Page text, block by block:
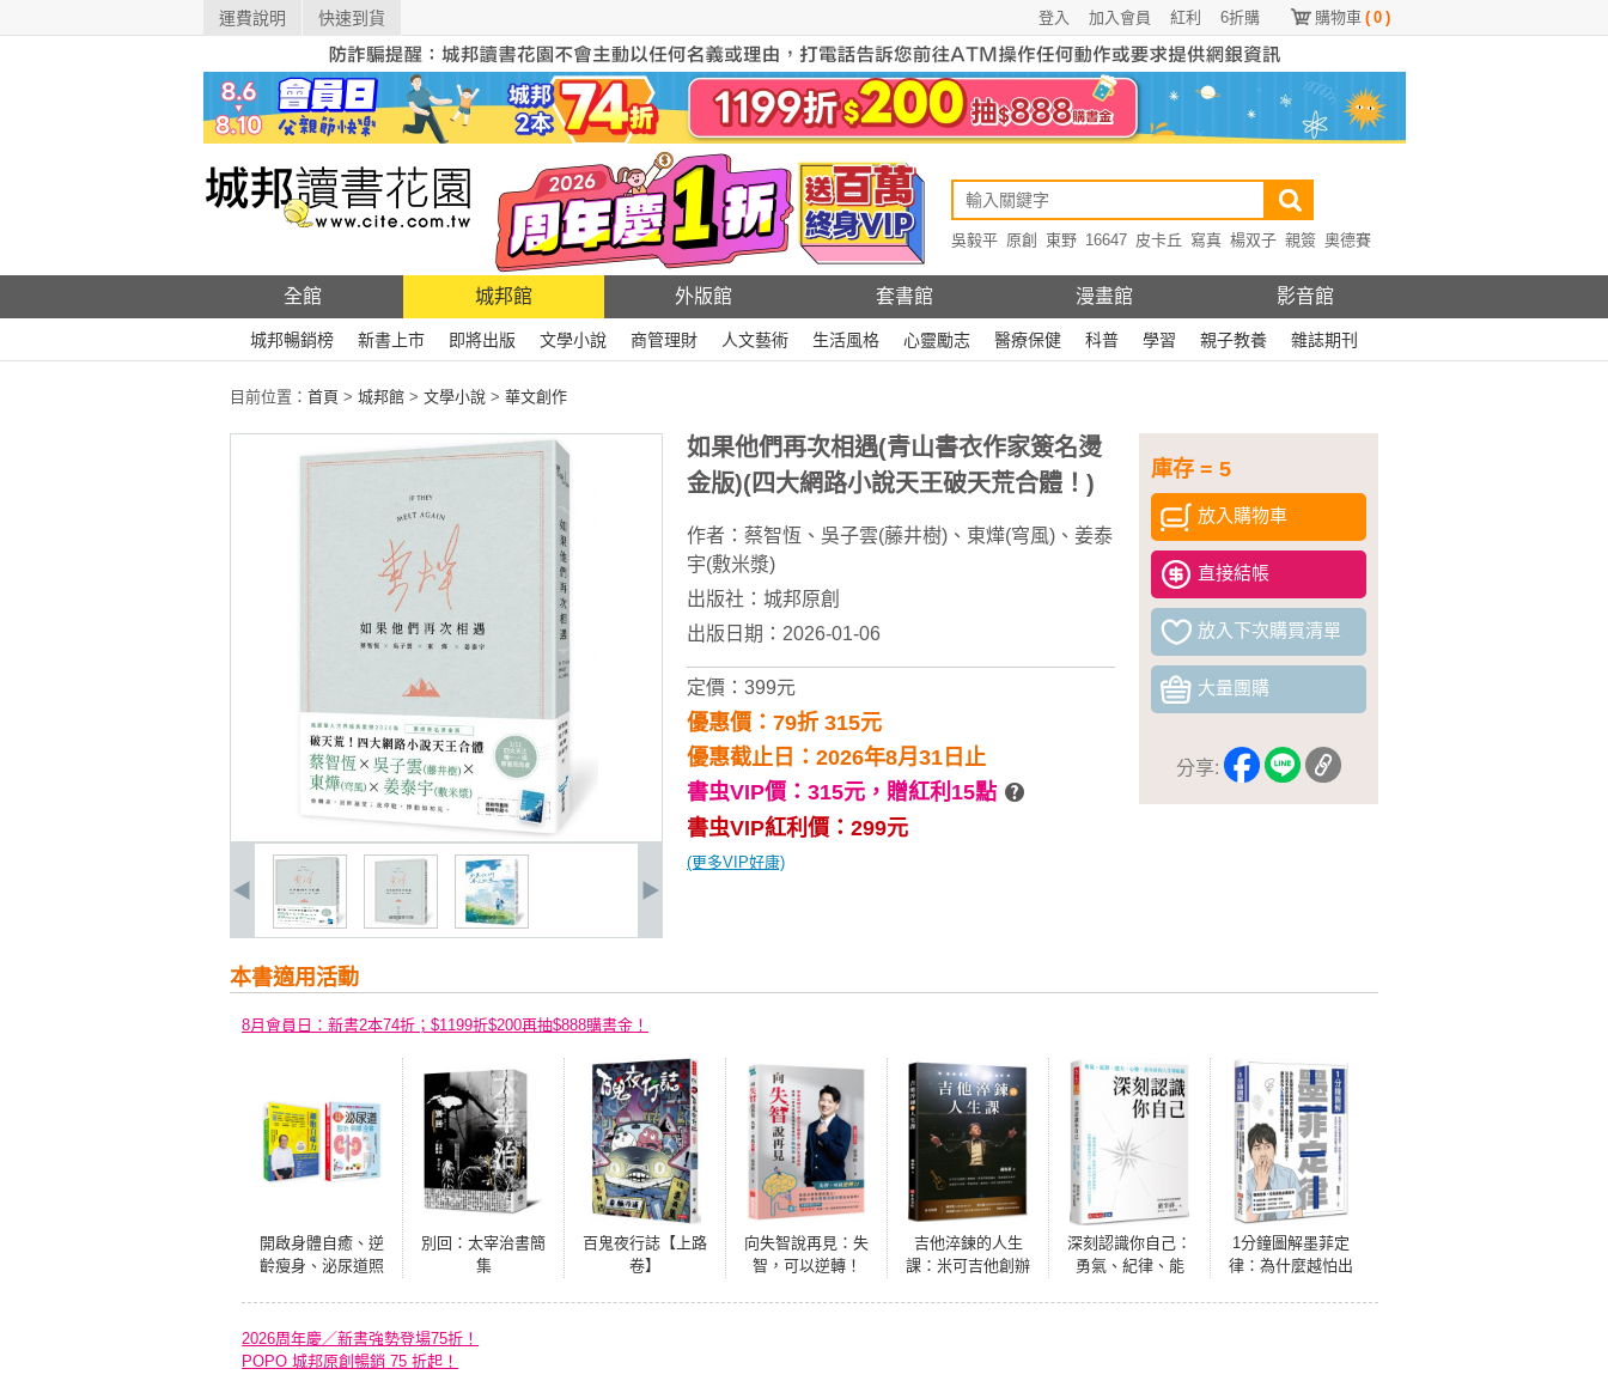
運費說明 快速到貨 購物車 ( 0 )
6折購
紅利
加入會員
登入
吳毅平 原創 東野 16647 皮卡丘 寫真 楊双子 親簽 奧德賽
全館 城邦館 外版館 套書館 漫畫館 影音館
城邦暢銷榜 新書上市 即將出版 文學小說 商管理財 人文藝術 生活風格 心靈勵志 醫療保健 科普 學習 親子教養 雜誌期刊
目前位置： 首頁 > 城邦館 > 文學小說 > 華文創作
庫存 = 5
放入購物車
直接結帳
放入下次購買清單
大量團購
分享:
如果他們再次相遇(青山書衣作家簽名燙
金版)(四大網路小說天王破天荒合體！)
作者： 蔡智恆 、 吳子雲(藤井樹) 、 東燁(穹風) 、 姜泰
宇(敷米漿)
出版社： 城邦原創
出版日期：2026-01-06
定價：399元
優惠價：79折 315元
優惠截止日：2026年8月31日止
書虫VIP價：315元， 贈紅利15點
書虫VIP紅利價：299元
(更多VIP好康)
本書適用活動
8月會員日：新書2本74折；$1199折$200再抽$888購書金！
開啟身體自癒、逆
齡瘦身、泌尿道照
癒、逆齡與瘦身的
科學飲食法+完全詳
別回：太宰治書簡
集
百鬼夜行誌【上路
卷】
向失智說再見：失
智，可以逆轉！
吉他淬鍊的人生
課：米可吉他創辦
深刻認識你自己：
勇氣、紀律、能
1分鐘圖解墨菲定
律：為什麼越怕出
2026周年慶／新書強勢登場75折！
POPO 城邦原創暢銷 75 折起！